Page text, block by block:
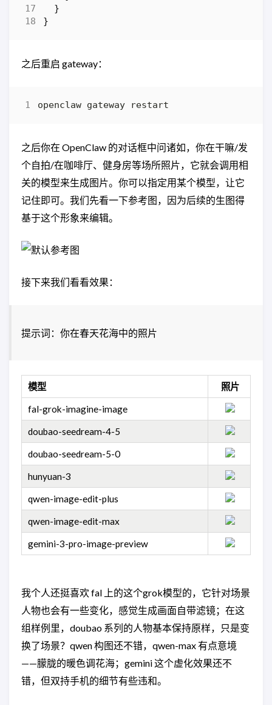
}
}
之后重启 gateway：
之后你在 OpenClaw 的对话框中问诸如，你在干嘛/发
个自拍/在咖啡厅、健身房等场所照片，它就会调用相
关的模型来生成图片。你可以指定用某个模型，让它
记住即可。我们先看一下参考图，因为后续的生图得
基于这个形象来编辑。
接下来我们看看效果：
提示词：你在春天花海中的照片
模型 照片
fal-grok-imagine-image
doubao-seedream-4-5
doubao-seedream-5-0
hunyuan-3
qwen-image-edit-plus
qwen-image-edit-max
gemini-3-pro-image-preview
我个人还挺喜欢 fal 上的这个grok模型的，它针对场景
人物也会有一些变化，感觉生成画面自带滤镜；在这
组样例里，doubao 系列的人物基本保持原样，只是变
换了场景？qwen 构图还不错，qwen-max 有点意境
——朦胧的暖色调花海；gemini 这个虚化效果还不
错，但双持手机的细节有些违和。